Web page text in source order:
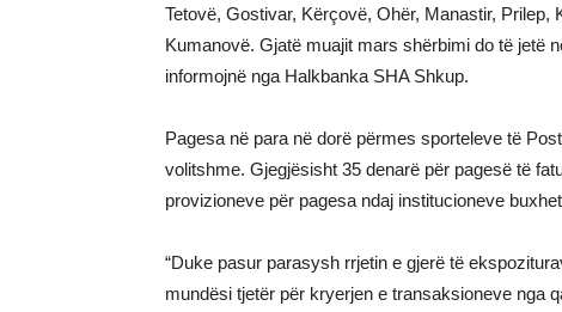
Tetovë, Gostivar, Kërçovë, Ohër, Manastir,
Kumanovë. Gjatë muajit mars shërbimi do të jetë
informojnë nga Halkbanka SHA Shkup.
Pagesa në para në dorë përmes sporteleve të
volitshme. Gjegjësisht 35 denarë për pagesë të
provizioneve për pagesa ndaj institucioneve
“Duke pasur parasysh rrjetin e gjerë të
mundësi tjetër për kryerjen e transaksioneve nga